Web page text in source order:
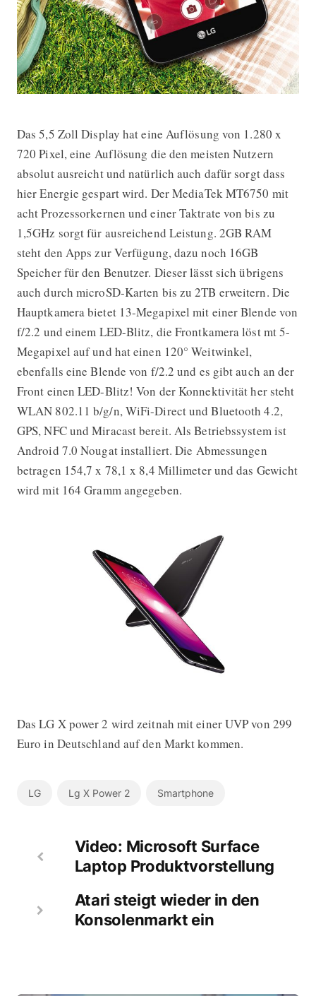
Das 5,5 Zoll Display hat eine Auflösung von 1.280 x
720 Pixel, eine Auflösung die den meisten Nutzern
absolut ausreicht und natürlich auch dafür sorgt dass
hier Energie gespart wird. Der MediaTek MT6750 mit
acht Prozessorkernen und einer Taktrate von bis zu
1,5GHz sorgt für ausreichend Leistung. 2GB RAM
steht den Apps zur Verfügung, dazu noch 16GB
Speicher für den Benutzer. Dieser lässt sich übrigens
auch durch microSD-Karten bis zu 2TB erweitern. Die
Hauptkamera bietet 13-Megapixel mit einer Blende von
f/2.2 und einem LED-Blitz, die Frontkamera löst mt 5-
Megapixel auf und hat einen 120° Weitwinkel,
ebenfalls eine Blende von f/2.2 und es gibt auch an der
Front einen LED-Blitz! Von der Konnektivität her steht
WLAN 802.11 b/g/n, WiFi-Direct und Bluetooth 4.2,
GPS, NFC und Miracast bereit. Als Betriebssystem ist
Android 7.0 Nougat installiert. Die Abmessungen
betragen 154,7 x 78,1 x 8,4 Millimeter und das Gewicht
wird mit 164 Gramm angegeben.
Das LG X power 2 wird zeitnah mit einer UVP von 299
Euro in Deutschland auf den Markt kommen.
LG Lg X Power 2 Smartphone
Video: Microsoft Surface
Laptop Produktvorstellung
Atari steigt wieder in den
Konsolenmarkt ein